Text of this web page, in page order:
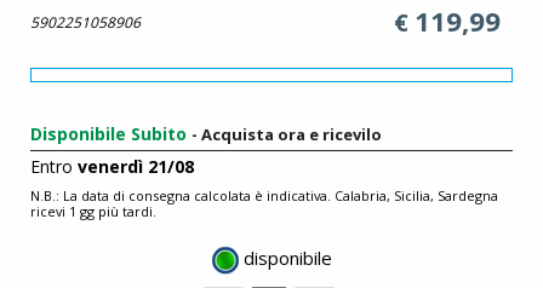
vibranti che emergono dai potenti motori Pratt-Whitney.
dell'USAF e un pilota della NASA. Sono vestiti con tute
altitudini molto elevate. L'intero set è completato da un
espositore per blocchi con una targa contenente il nome
del set e il logo della Lockheed Martin. Grazie alle
causerà problemi ai costruttori meno esperti. Il set
€ 119,99
5902251058906
Disponibile Subito - Acquista ora e ricevilo
Entro venerdì 21/08
N.B.: La data di consegna calcolata è indicativa. Calabria, Sicilia, Sardegna
ricevi 1 gg più tardi.
disponibile